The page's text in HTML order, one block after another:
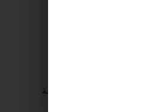
الأمر الذي يشكل مخالفة